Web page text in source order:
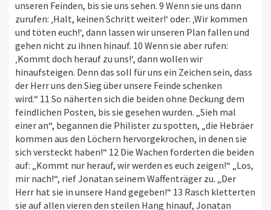
unseren Feinden, bis sie uns sehen. 9 Wenn sie uns dann
zurufen: ‚Halt, keinen Schritt weiter!‘ oder: ‚Wir kommen
und töten euch!‘, dann lassen wir unseren Plan fallen und
gehen nicht zu ihnen hinauf. 10 Wenn sie aber rufen:
‚Kommt doch herauf zu uns!‘, dann wollen wir
hinaufsteigen. Denn das soll für uns ein Zeichen sein, dass
der Herr uns den Sieg über unsere Feinde schenken
wird.“ 11 So näherten sich die beiden ohne Deckung dem
feindlichen Posten, bis sie gesehen wurden. „Sieh mal
einer an“, begannen die Philister zu spotten, „die Hebräer
kommen aus den Löchern hervorgekrochen, in denen sie
sich versteckt haben!“ 12 Die Wachen forderten die beiden
auf: „Kommt nur herauf, wir werden es euch zeigen!“ „Los,
mir nach!“, rief Jonatan seinem Waffenträger zu. „Der
Herr hat sie in unsere Hand gegeben!“ 13 Rasch kletterten
sie auf allen vieren den steilen Hang hinauf, Jonatan